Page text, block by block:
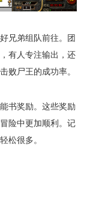
兄弟组队前往。团
有人专注输出，还
败尸王的成功率。
书奖励。这些奖励
险中更加顺利。记
松很多。